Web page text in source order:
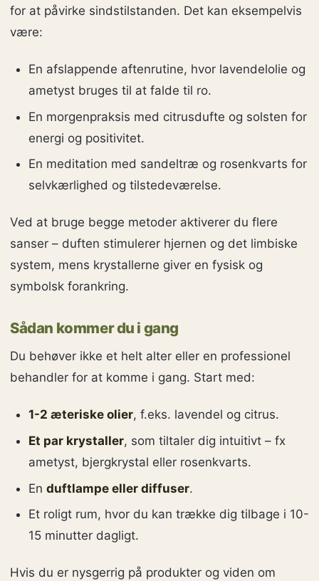
for at påvirke sindstilstanden. Det kan eksempelvis
være:
En afslappende aftenrutine, hvor lavendelolie og
ametyst bruges til at falde til ro.
En morgenpraksis med citrusdufte og solsten for
energi og positivitet.
En meditation med sandeltræ og rosenkvarts for
selvkærlighed og tilstedeværelse.
Ved at bruge begge metoder aktiverer du flere
sanser – duften stimulerer hjernen og det limbiske
system, mens krystallerne giver en fysisk og
symbolsk forankring.
Sådan kommer du i gang
Du behøver ikke et helt alter eller en professionel
behandler for at komme i gang. Start med:
1-2 æteriske olier, f.eks. lavendel og citrus.
Et par krystaller, som tiltaler dig intuitivt – fx
ametyst, bjergkrystal eller rosenkvarts.
En duftlampe eller diffuser.
Et roligt rum, hvor du kan trække dig tilbage i 10-
15 minutter dagligt.
Hvis du er nysgerrig på produkter og viden om